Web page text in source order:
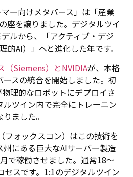
ー向けメタバース」は「産業
座を譲りました。デジタルツイ
ルから、「アクティブ・デジ
的AI）」へと進化した年です。
（Siemens）とNVIDIAが、本格
スの統合を開始しました。初
理的なロボットにデプロイさ
ルツイン内で完全にトレーニン
ました。
フォックスコン）はこの技術を
州にある巨大なAIサーバー製造
で稼働させました。通常18〜
セスです。1:1のデジタルツイン